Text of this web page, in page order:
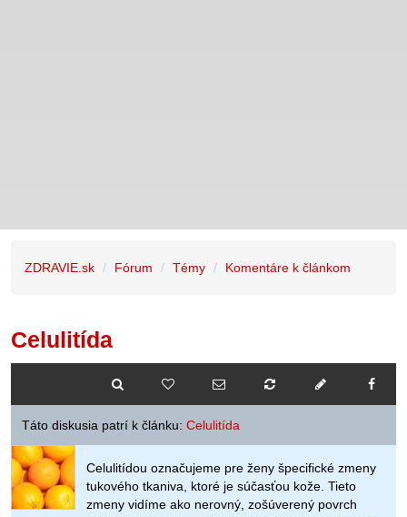
ZDRAVIE.sk Fórum Témy Komentáre k článkom
Celulitída
Táto diskusia patrí k článku: Celulitída
Celulitídou označujeme pre ženy špecifické zmeny
tukového tkaniva, ktoré je súčasťou kože. Tieto
zmeny vidíme ako nerovný, zošúverený povrch